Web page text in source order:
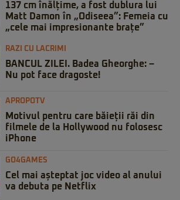
137 cm înălțime, a fost dublura lui
Matt Damon în „Odiseea”: Femeia cu
„cele mai impresionante brațe”
RAZI CU LACRIMI
BANCUL ZILEI. Badea Gheorghe: –
Nu pot face dragoste!
APROPOTV
Motivul pentru care băieții răi din
filmele de la Hollywood nu folosesc
iPhone
GO4GAMES
Cel mai așteptat joc video al anului
va debuta pe Netflix